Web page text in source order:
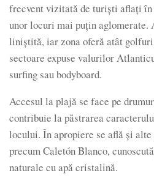
frecvent vizitată de turiști aflați în
unor locuri mai puțin aglomerate.
liniștită, iar zona oferă atât
sectoare expuse valurilor
surfing sau bodyboard.
Accesul la plajă se face pe
contribuie la păstrarea
locului. În apropiere se află și
precum Caletón Blanco,
naturale cu apă cristalină.